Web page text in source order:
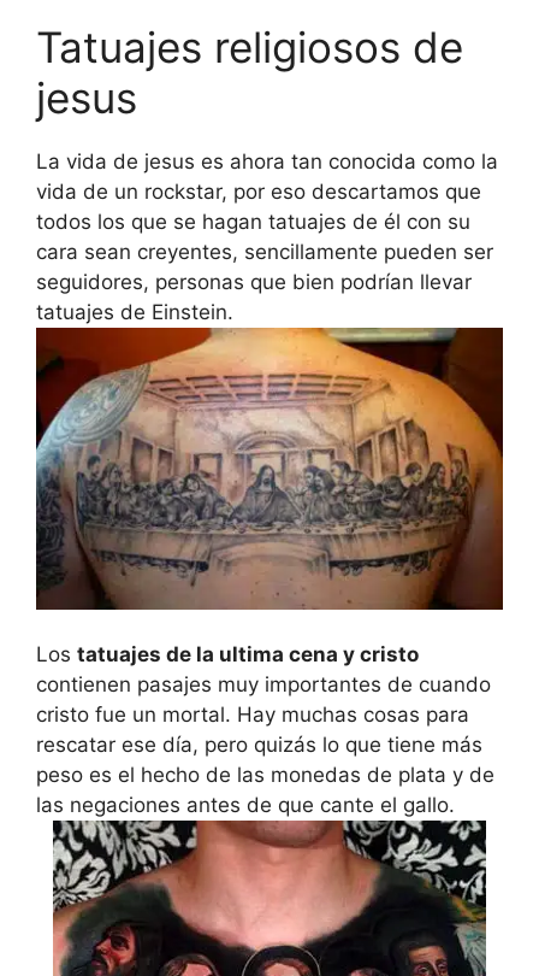
Tatuajes religiosos de
jesus
La vida de jesus es ahora tan conocida como la
vida de un rockstar, por eso descartamos que
todos los que se hagan tatuajes de él con su
cara sean creyentes, sencillamente pueden ser
seguidores, personas que bien podrían llevar
tatuajes de Einstein.
Los tatuajes de la ultima cena y cristo
contienen pasajes muy importantes de cuando
cristo fue un mortal. Hay muchas cosas para
rescatar ese día, pero quizás lo que tiene más
peso es el hecho de las monedas de plata y de
las negaciones antes de que cante el gallo.